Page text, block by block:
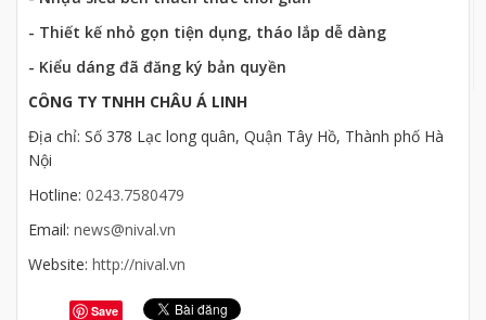
- Thiết kế nhỏ gọn tiện dụng, tháo lắp dễ dàng
- Kiểu dáng đã đăng ký bản quyền
CÔNG TY TNHH CHÂU Á LINH
Địa chỉ: Số 378 Lạc long quân, Quận Tây Hồ, Thành phố Hà
Nội
Hotline: 0243.7580479
Email: news@nival.vn
Website: http://nival.vn
Save